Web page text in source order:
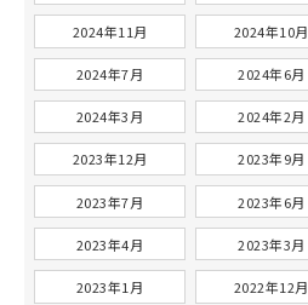
2024年11月 2024年10月
2024年7月 2024年6月
2024年3月 2024年2月
2023年12月 2023年9月
2023年7月 2023年6月
2023年4月 2023年3月
2023年1月 2022年12月